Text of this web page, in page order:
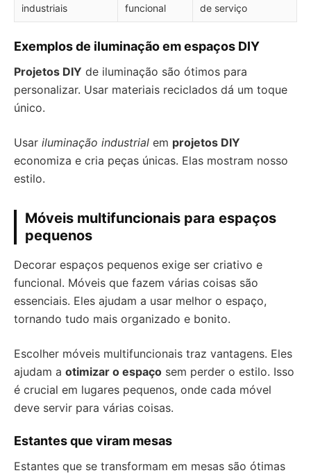
industriais
funcional
de serviço
Exemplos de iluminação em espaços DIY
Projetos DIY de iluminação são ótimos para
personalizar. Usar materiais reciclados dá um toque
único.
Usar iluminação industrial em projetos DIY
economiza e cria peças únicas. Elas mostram nosso
estilo.
Móveis multifuncionais para espaços
pequenos
Decorar espaços pequenos exige ser criativo e
funcional. Móveis que fazem várias coisas são
essenciais. Eles ajudam a usar melhor o espaço,
tornando tudo mais organizado e bonito.
Escolher móveis multifuncionais traz vantagens. Eles
ajudam a otimizar o espaço sem perder o estilo. Isso
é crucial em lugares pequenos, onde cada móvel
deve servir para várias coisas.
Estantes que viram mesas
Estantes que se transformam em mesas são ótimas